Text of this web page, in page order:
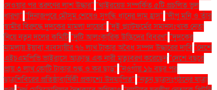
দেওয়ার পর তরুণের লাশ উদ্ধার" "থাইরয়েড সম্পর্কিত ৫টি প্রচলিত ভুল
ধারণা" "দিনাজপুরে মৌসুম শেষেও সুগন্ধি ধানের দাম হ্রাস" "দীপু মনি ও তাঁর
স্বামীর বিরুদ্ধে দুদকের মামলা দায়ের" "দুই প্ল্যাটফর্মের সমানসংখ্যক নেতা
নিয়ে নতুন দলের কমিটি"দুটি আলংকারিক উদ্ভিদের বিবরণ" "দুদকের
মামলায় ইয়াবা ব্যবসায়ীর ৭৬ লাখ টাকার অবৈধ সম্পদ উদ্ধারের দাবি"দেশে
এইচএমপিভি ভাইরাসে আক্রান্ত এক নারী মৃত্যুবরণ করেছেন"দেশে বছরে
প্রায় ৩ লাখ কোটি টাকার শুল্ক ও কর ছাড়" "নওগাঁয় ১৬ বছর পর
ছাত্রশিবিরের প্রতিষ্ঠাবার্ষিকী প্রকাশ্যে উদযাপিত" "নতুন ছাত্রসংগঠনের যাত্রা